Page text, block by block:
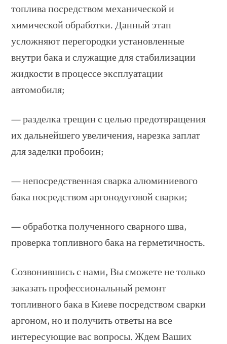
топлива посредством механической и
химической обработки. Данный этап
усложняют перегородки установленные
внутри бака и служащие для стабилизации
жидкости в процессе эксплуатации
автомобиля;
— разделка трещин с целью предотвращения
их дальнейшего увеличения, нарезка заплат
для заделки пробоин;
— непосредственная сварка алюминиевого
бака посредством аргонодуговой сварки;
— обработка полученного сварного шва,
проверка топливного бака на герметичность.
Созвонившись с нами, Вы сможете не только
заказать профессиональный ремонт
топливного бака в Киеве посредством сварки
аргоном, но и получить ответы на все
интересующие вас вопросы. Ждем Ваших